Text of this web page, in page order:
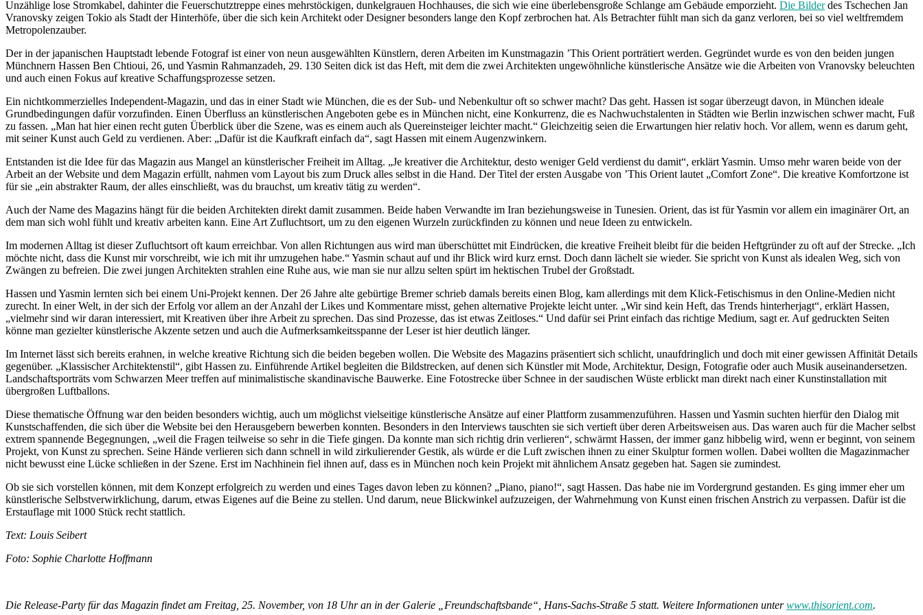
Unzählige lose Stromkabel, dahinter die Feuerschutztreppe eines mehrstöckigen, dunkelgrauen Hochhauses, die sich wie eine überlebensgroße Schlange am Gebäude emporzieht. Die Bilderdes Tschechen Jan
Vranovsky zeigen Tokio als Stadt der Hinterhöfe, über die sich kein Architekt oder Designer besonders lange den Kopf zerbrochen hat. Als Betrachter fühlt man sich da ganz verloren, bei so viel weltfremdem
Metropolenzauber.
Der in der japanischen Hauptstadt lebende Fotograf ist einer von neun ausgewählten Künstlern, deren Arbeiten im Kunstmagazin ’This Orient porträtiert werden. Gegründet wurde es von den beiden jungen
Münchnern Hassen Ben Chtioui, 26, und Yasmin Rahmanzadeh, 29. 130 Seiten dick ist das Heft, mit dem die zwei Architekten ungewöhnliche künstlerische Ansätze wie die Arbeiten von Vranovsky beleuchten
und auch einen Fokus auf kreative Schaffungsprozesse setzen.
Ein nichtkommerzielles Independent-Magazin, und das in einer Stadt wie München, die es der Sub- und Nebenkultur oft so schwer macht? Das geht. Hassen ist sogar überzeugt davon, in München ideale
Grundbedingungen dafür vorzufinden. Einen Überfluss an künstlerischen Angeboten gebe es in München nicht, eine Konkurrenz, die es Nachwuchstalenten in Städten wie Berlin inzwischen schwer macht, Fuß
zu fassen. „Man hat hier einen recht guten Überblick über die Szene, was es einem auch als Quereinsteiger leichter macht.“ Gleichzeitig seien die Erwartungen hier relativ hoch. Vor allem, wenn es darum geht,
mit seiner Kunst auch Geld zu verdienen. Aber: „Dafür ist die Kaufkraft einfach da“, sagt Hassen mit einem Augenzwinkern.
Entstanden ist die Idee für das Magazin aus Mangel an künstlerischer Freiheit im Alltag. „Je kreativer die Architektur, desto weniger Geld verdienst du damit“, erklärt Yasmin. Umso mehr waren beide von der
Arbeit an der Website und dem Magazin erfüllt, nahmen vom Layout bis zum Druck alles selbst in die Hand. Der Titel der ersten Ausgabe von ’This Orient lautet „Comfort Zone“. Die kreative Komfortzone ist
für sie „ein abstrakter Raum, der alles einschließt, was du brauchst, um kreativ tätig zu werden“.
Auch der Name des Magazins hängt für die beiden Architekten direkt damit zusammen. Beide haben Verwandte im Iran beziehungsweise in Tunesien. Orient, das ist für Yasmin vor allem ein imaginärer Ort, an
dem man sich wohl fühlt und kreativ arbeiten kann. Eine Art Zufluchtsort, um zu den eigenen Wurzeln zurückfinden zu können und neue Ideen zu entwickeln.
Im modernen Alltag ist dieser Zufluchtsort oft kaum erreichbar. Von allen Richtungen aus wird man überschüttet mit Eindrücken, die kreative Freiheit bleibt für die beiden Heftgründer zu oft auf der Strecke. „Ich
möchte nicht, dass die Kunst mir vorschreibt, wie ich mit ihr umzugehen habe.“ Yasmin schaut auf und ihr Blick wird kurz ernst. Doch dann lächelt sie wieder. Sie spricht von Kunst als idealen Weg, sich von
Zwängen zu befreien. Die zwei jungen Architekten strahlen eine Ruhe aus, wie man sie nur allzu selten spürt im hektischen Trubel der Großstadt.
Hassen und Yasmin lernten sich bei einem Uni-Projekt kennen. Der 26 Jahre alte gebürtige Bremer schrieb damals bereits einen Blog, kam allerdings mit dem Klick-Fetischismus in den Online-Medien nicht
zurecht. In einer Welt, in der sich der Erfolg vor allem an der Anzahl der Likes und Kommentare misst, gehen alternative Projekte leicht unter. „Wir sind kein Heft, das Trends hinterherjagt“, erklärt Hassen,
„vielmehr sind wir daran interessiert, mit Kreativen über ihre Arbeit zu sprechen. Das sind Prozesse, das ist etwas Zeitloses.“ Und dafür sei Print einfach das richtige Medium, sagt er. Auf gedruckten Seiten
könne man gezielter künstlerische Akzente setzen und auch die Aufmerksamkeitsspanne der Leser ist hier deutlich länger.
Im Internet lässt sich bereits erahnen, in welche kreative Richtung sich die beiden begeben wollen. Die Website des Magazins präsentiert sich schlicht, unaufdringlich und doch mit einer gewissen Affinität Details
gegenüber. „Klassischer Architektenstil“, gibt Hassen zu. Einführende Artikel begleiten die Bildstrecken, auf denen sich Künstler mit Mode, Architektur, Design, Fotografie oder auch Musik auseinandersetzen.
Landschaftsporträts vom Schwarzen Meer treffen auf minimalistische skandinavische Bauwerke. Eine Fotostrecke über Schnee in der saudischen Wüste erblickt man direkt nach einer Kunstinstallation mit
übergroßen Luftballons.
Diese thematische Öffnung war den beiden besonders wichtig, auch um möglichst vielseitige künstlerische Ansätze auf einer Plattform zusammenzuführen. Hassen und Yasmin suchten hierfür den Dialog mit
Kunstschaffenden, die sich über die Website bei den Herausgebern bewerben konnten. Besonders in den Interviews tauschten sie sich vertieft über deren Arbeitsweisen aus. Das waren auch für die Macher selbst
extrem spannende Begegnungen, „weil die Fragen teilweise so sehr in die Tiefe gingen. Da konnte man sich richtig drin verlieren“, schwärmt Hassen, der immer ganz hibbelig wird, wenn er beginnt, von seinem
Projekt, von Kunst zu sprechen. Seine Hände verlieren sich dann schnell in wild zirkulierender Gestik, als würde er die Luft zwischen ihnen zu einer Skulptur formen wollen. Dabei wollten die Magazinmacher
nicht bewusst eine Lücke schließen in der Szene. Erst im Nachhinein fiel ihnen auf, dass es in München noch kein Projekt mit ähnlichem Ansatz gegeben hat. Sagen sie zumindest.
Ob sie sich vorstellen können, mit dem Konzept erfolgreich zu werden und eines Tages davon leben zu können? „Piano, piano!“, sagt Hassen. Das habe nie im Vordergrund gestanden. Es ging immer eher um
künstlerische Selbstverwirklichung, darum, etwas Eigenes auf die Beine zu stellen. Und darum, neue Blickwinkel aufzuzeigen, der Wahrnehmung von Kunst einen frischen Anstrich zu verpassen. Dafür ist die
Erstauflage mit 1000 Stück recht stattlich.
Text: Louis Seibert
Foto: Sophie Charlotte Hoffmann
Die Release-Party für das Magazin findet am Freitag, 25. November, von 18 Uhr an in der Galerie „Freundschaftsbande“, Hans-Sachs-Straße 5 statt. Weitere Informationen unterwww.thisorient.com.